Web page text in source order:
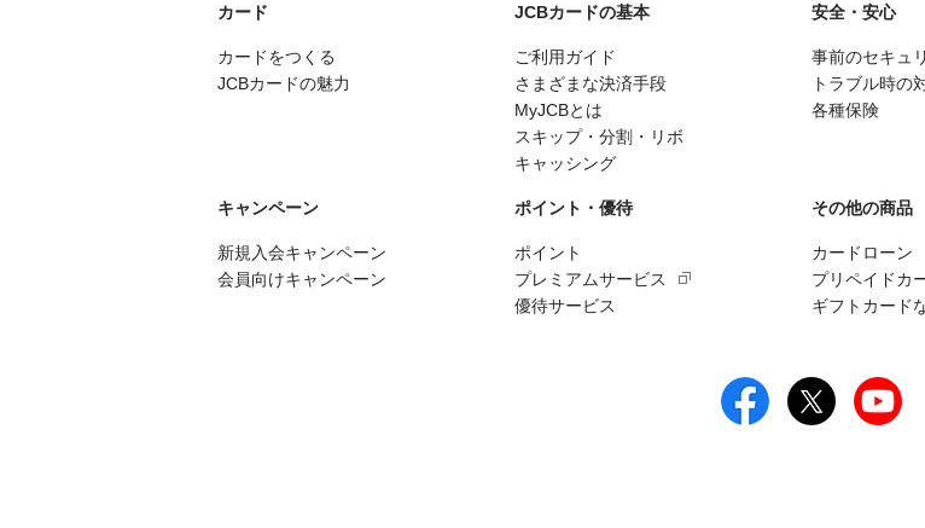
カード
カードをつくる
JCBカードの魅力
JCBカードの基本
ご利用ガイド
さまざまな決済手段
MyJCBとは
スキップ・分割・リボ
キャッシング
安全・安心
事前のセキュ
トラブル時の
各種保険
キャンペーン
新規入会キャンペーン
会員向けキャンペーン
ポイント・優待
ポイント
プレミアムサービス
優待サービス
その他の商品
カードローン
プリペイドカ
ギフトカード